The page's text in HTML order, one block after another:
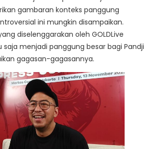
gambaran konteks panggung
ini mungkin disampaikan.
diselenggarakan oleh GOLDLive
saja menjadi panggung besar bagi Pandji
gagasan-gagasannya.